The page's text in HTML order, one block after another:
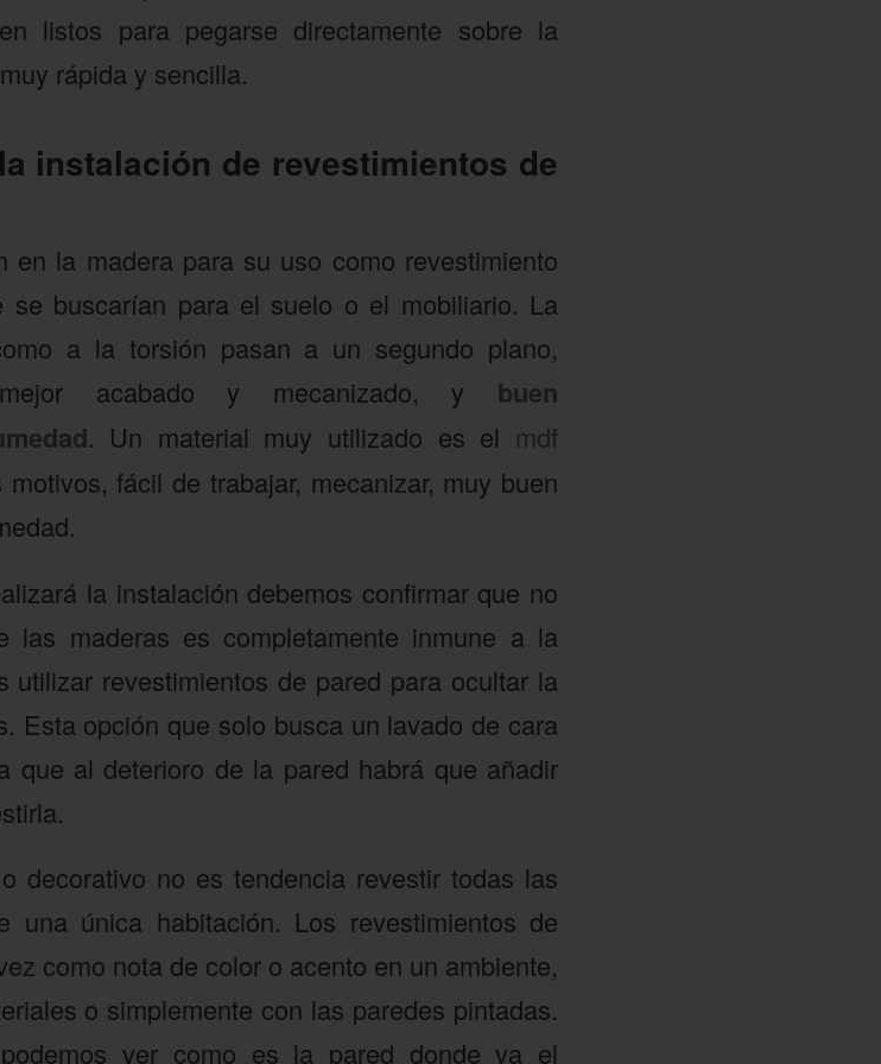
listos para pegarse directamente sobre la
rápida y sencilla.
instalación de revestimientos de
en la madera para su uso como revestimiento
buscarían para el suelo o el mobiliario. La
a la torsión pasan a un segundo plano,
acabado y mecanizado, y buen
. Un material muy utilizado es el mdf
fácil de trabajar, mecanizar, muy buen
la instalación debemos confirmar que no
las maderas es completamente inmune a la
utilizar revestimientos de pared para ocultar la
Esta opción que solo busca un lavado de cara
que al deterioro de la pared habrá que añadir
decorativo no es tendencia revestir todas las
una única habitación. Los revestimientos de
como nota de color o acento en un ambiente,
o simplemente con las paredes pintadas.
ver como es la pared donde va el